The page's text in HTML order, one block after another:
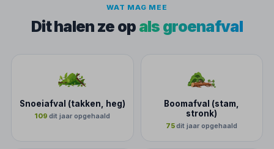
WAT MAG MEE
Dit halen ze op als groenafval
Snoeiafval (takken, heg)
109dit jaar opgehaald
Boomafval (stam,
stronk)
75dit jaar opgehaald